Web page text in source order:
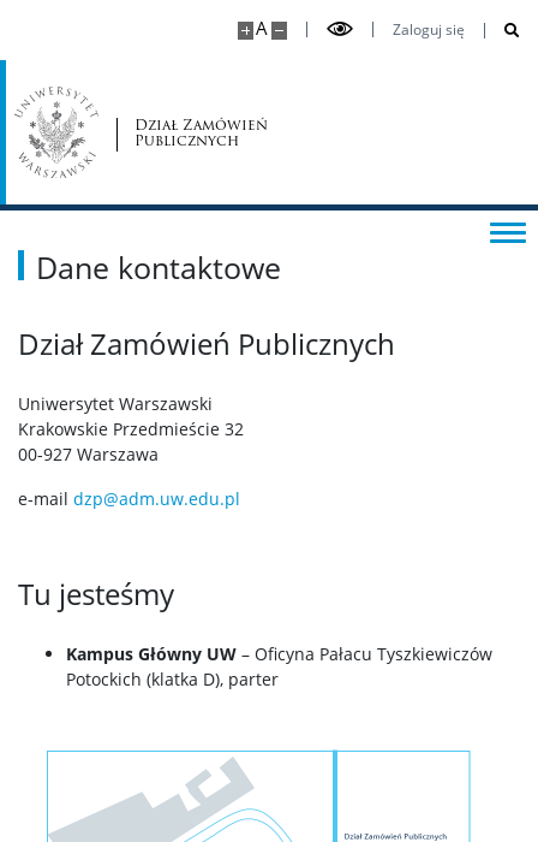
A Zaloguj się
Dział Zamówień
Publicznych
Dane kontaktowe
Dział Zamówień Publicznych
Uniwersytet Warszawski
Krakowskie Przedmieście 32
00-927 Warszawa
e-mail dzp@adm.uw.edu.pl
Tu jesteśmy
Kampus Główny UW – Oficyna Pałacu Tyszkiewiczów
Potockich (klatka D), parter